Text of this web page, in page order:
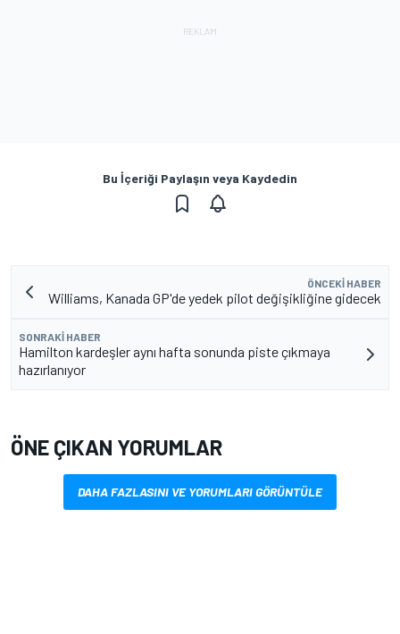
Bu İçeriği Paylaşın veya Kaydedin
ÖNCEKI HABER
Williams, Kanada GP'de yedek pilot değişikliğine gidecek
SONRAKI HABER
Hamilton kardeşler aynı hafta sonunda piste çıkmaya
hazırlanıyor
ÖNE ÇIKAN YORUMLAR
DAHA FAZLASINI VE YORUMLARI GÖRÜNTÜLE